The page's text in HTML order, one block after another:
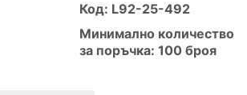
Код: L92-25-492
Минимално количество
за поръчка: 100 броя